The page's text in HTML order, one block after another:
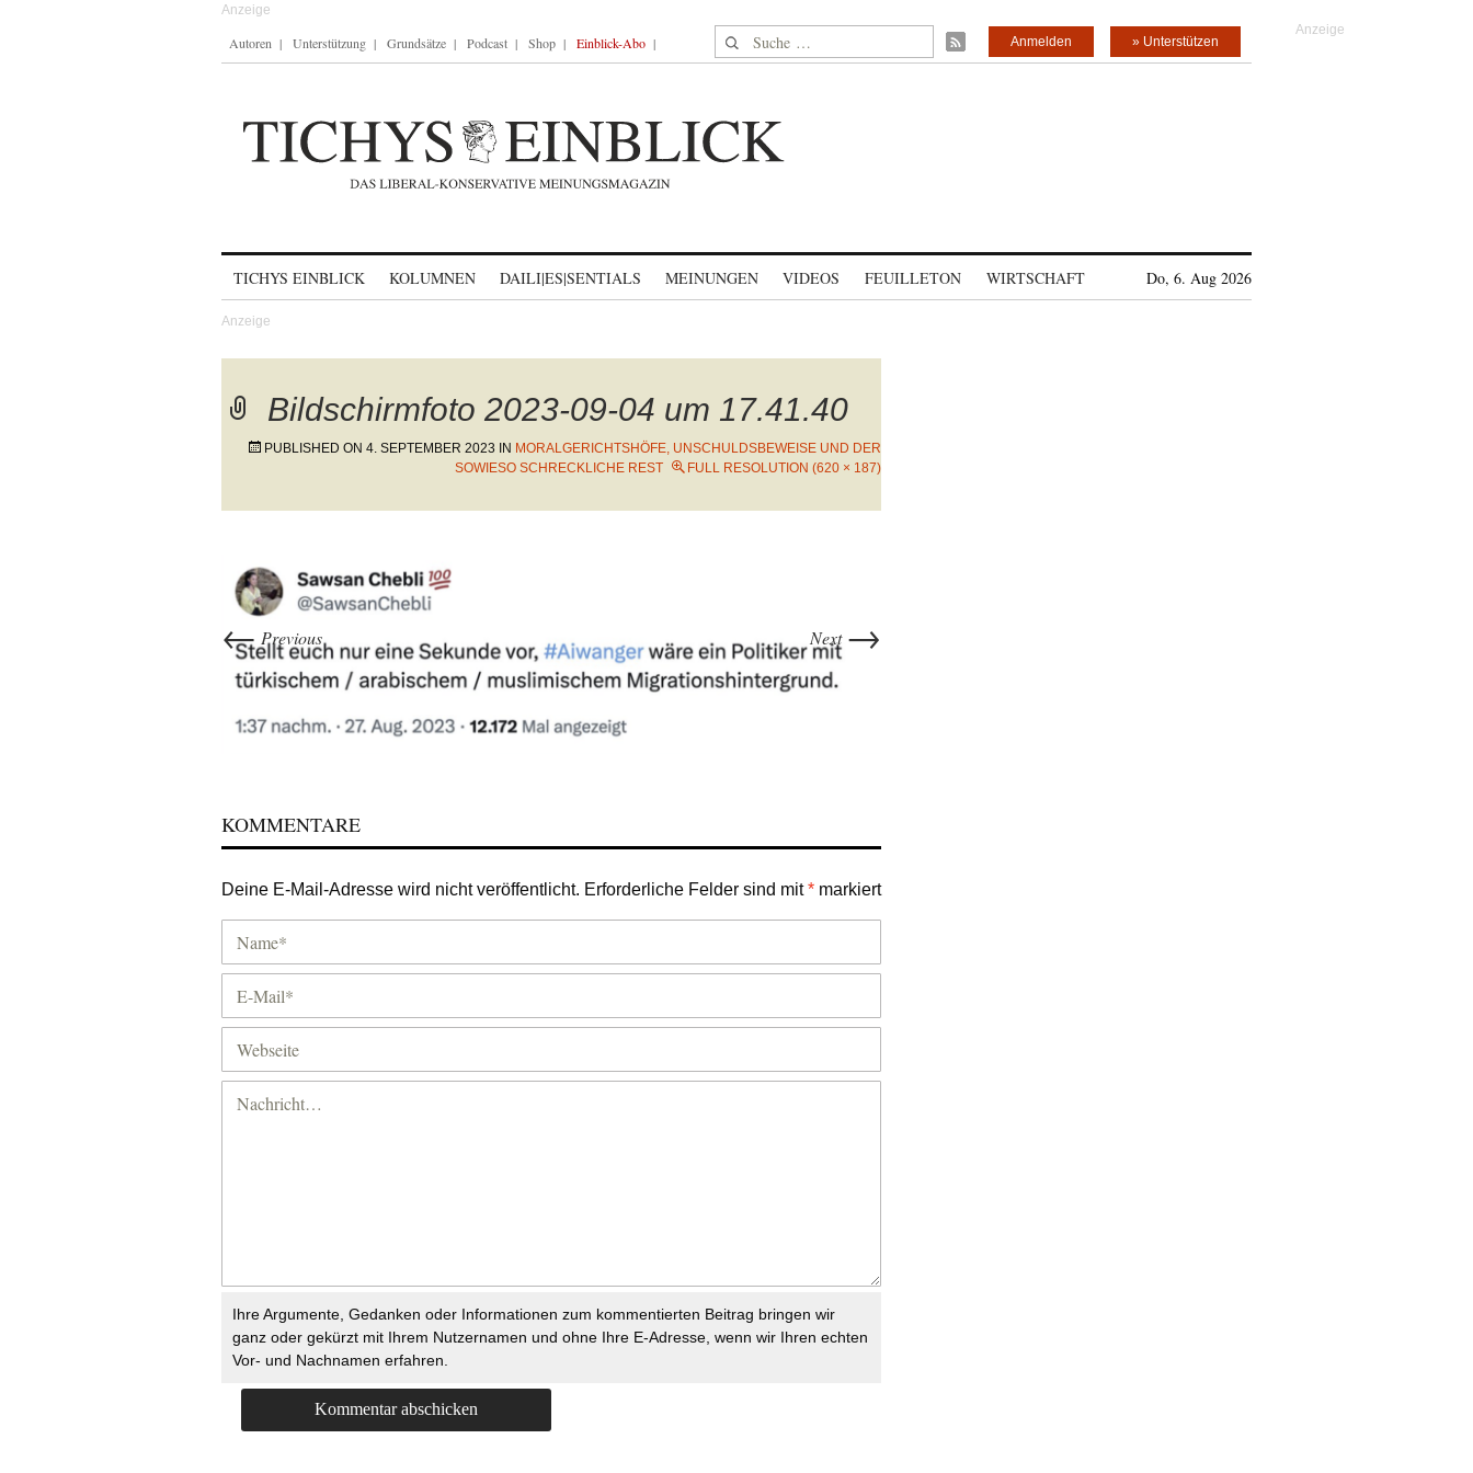
Autoren Unterstützung Grundsätze Podcast Shop Einblick-Abo Suche nach: » Unterstützen
Anmelden
TICHYS EINBLICK KOLUMNEN DAILI|ES|SENTIALS MEINUNGEN VIDEOS FEUILLETON WIRTSCHAFT Do, 6. Aug 2026
Bildschirmfoto 2023-09-04 um 17.41.40
PUBLISHED ON 4. SEPTEMBER 2023 IN MORALGERICHTSHÖFE, UNSCHULDSBEWEISE UND DER
SOWIESO SCHRECKLICHE REST
FULL RESOLUTION (620 × 187)
← Previous Next →
KOMMENTARE
Deine E-Mail-Adresse wird nicht veröffentlicht. Erforderliche Felder sind mit* markiert
Ihre Argumente, Gedanken oder Informationen zum kommentierten Beitrag bringen wir
ganz oder gekürzt mit Ihrem Nutzernamen und ohne Ihre E-Adresse, wenn wir Ihren echten
Vor- und Nachnamen erfahren.